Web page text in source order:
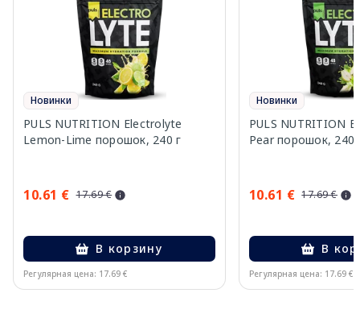
Новинки
PULS NUTRITION Electrolyte
Lemon-Lime порошок, 240 г
10.61 € 17.69 €
В корзину
Регулярная цена: 17.69 €
Новинки
PULS NUTRITION
Pear порошок, 240
10.61 € 17.69 €
В
Регулярная цена: 17.69 €